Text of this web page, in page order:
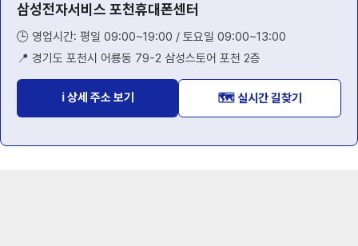
삼성전자서비스 포천휴대폰센터
🕒 영업시간: 평일 09:00~19:00 / 토요일 09:00~13:00
📍 경기도 포천시 어룡동 79-2 삼성스토어 포천 2층
ℹ️ 상세 주소 보기 🗺️ 실시간 길찾기